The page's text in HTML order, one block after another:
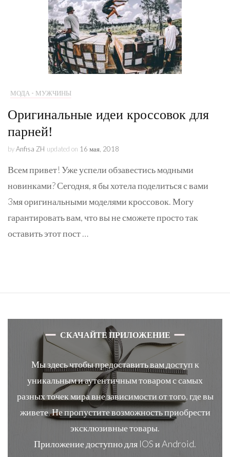
МОДА - МУЖЧИНЫ
Оригинальные идеи кроссовок для
парней!
byAnfisa ZH updated on 16 мая, 2018
Всем привет! Уже успели обзавестись модными
новинками? Сегодня, я бы хотела поделиться с вами
3мя оригинальными моделями кроссовок. Могу
гарантировать вам, что вы не сможете просто так
оставить этот пост …
СКАЧАЙТЕ ПРИЛОЖЕНИЕ
Мы здесь чтобы предоставить вам доступ к
уникальным и аутентичным товаром с самых
разных точек мира вне зависимости от того, где вы
живете. Не пропустите возможность приобрести
эксклюзивные товары.
Приложение доступно для IOS и Android.